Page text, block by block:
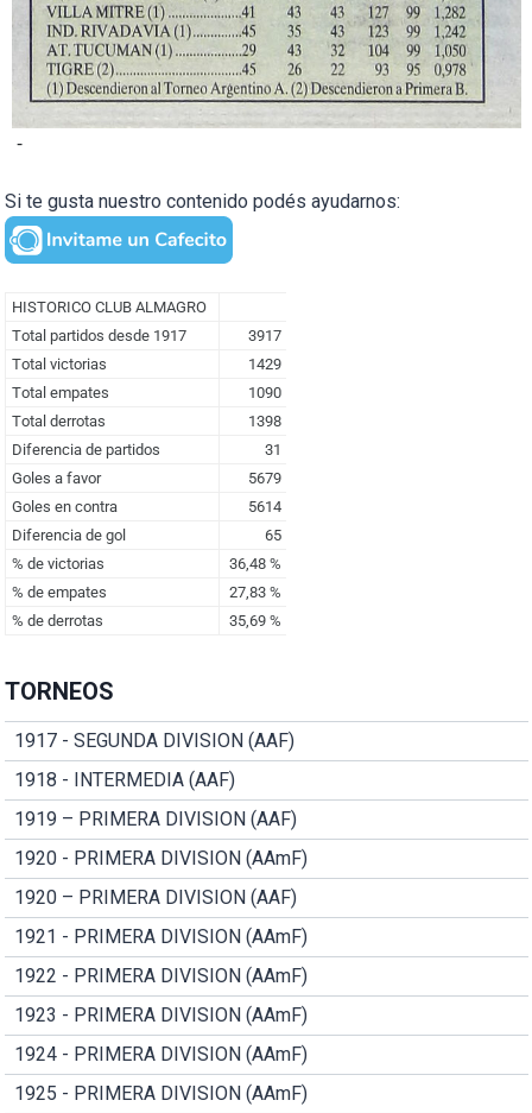
-
Si te gusta nuestro contenido podés ayudarnos:
TORNEOS
1917 - SEGUNDA DIVISION (AAF)
1918 - INTERMEDIA (AAF)
1919 – PRIMERA DIVISION (AAF)
1920 - PRIMERA DIVISION (AAmF)
1920 – PRIMERA DIVISION (AAF)
1921 - PRIMERA DIVISION (AAmF)
1922 - PRIMERA DIVISION (AAmF)
1923 - PRIMERA DIVISION (AAmF)
1924 - PRIMERA DIVISION (AAmF)
1925 - PRIMERA DIVISION (AAmF)